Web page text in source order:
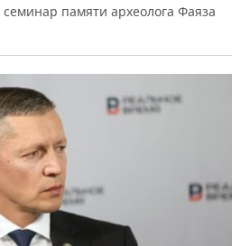
памяти археолога Фаяза